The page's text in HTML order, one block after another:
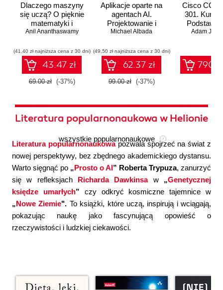
Dlaczego maszyny
się uczą? O pięknie
matematyki i
działaniu
sztucznej
Anil Ananthaswamy
(41,40 zł najniższa cena z 30 dni)
43.47 zł
69.00 zł (-37%)
Aplikacje oparte na
agentach AI.
Projektowanie i
wdrażanie
wieloagentowych
Michael Albada
(49,50 zł najniższa cena z 30 dni)
62.37 zł
99.00 zł (-37%)
Cisco
301. Kurs
Podstawy
Adam
Literatura popularnonaukowa w Helionie
Literatura popularnonaukowapozwala spojrzeć na świat z
nowej perspektywy, bez zbędnego akademickiego dystansu.
Warto sięgnąć po „Prosto o AI” Roberta Trypuza, zanurzyć
się w refleksjach Richarda Dawkinsaw „Genetycznej
księdze umarłych” czy odkryć kosmiczne tajemnice w
„Nowe Ziemie". To książki, które uczą, inspirują i wciągają,
pokazując naukę jako fascynującą opowieść o
rzeczywistości i ludzkiej ciekawości.
wszystkie popularnonaukowe